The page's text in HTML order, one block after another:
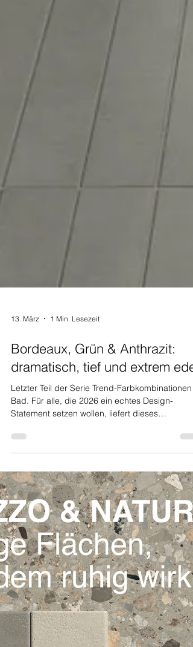
13. März 1 Min. Lesezeit
Bordeaux, Grün & Anthrazit:
dramatisch, tief und extrem edel
Letzter Teil der Serie Trend-Farbkombinationen
Bad. Für alle, die 2026 ein echtes Design-
Moodboard den stärksten Impuls: Bordeaux-
gedämpftes Grün und Anthrazit im
– dramatisch, tief und extrem edel. Bordeaux,
Grün und Anthrazit Diese Farbkombination ist
nicht Mainstream, aber genau deshalb so
spannend. Das rosafarbene Waschbecken ist
nicht etwa ein gewagtes Detail, sondern das
Tüpfelchen auf dem I. So wirkt es am b